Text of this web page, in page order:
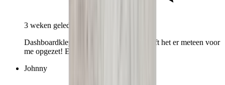
3 weken geleden
Dashboardklepje besteld bij hem. Hij heeft het er meteen voor
me opgezet! Echt super!
Johnny